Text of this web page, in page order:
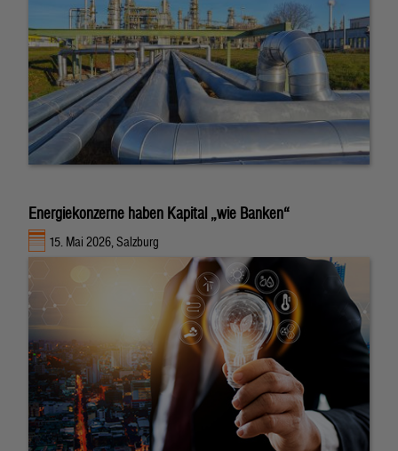
Energiekonzerne haben Kapital „wie Banken“
15. Mai 2026, Salzburg